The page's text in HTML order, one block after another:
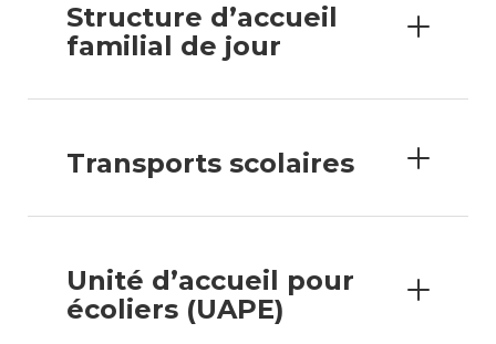
Locations
Population
Subventions, subsides, rabais
Structure d’accueil
familial de jour
Transports scolaires
Unité d’accueil pour
écoliers (UAPE)